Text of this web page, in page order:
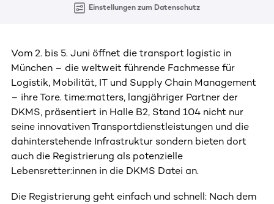
Einstellungen zum Datenschutz
Vom 2. bis 5. Juni öffnet die transport logistic in
München – die weltweit führende Fachmesse für
Logistik, Mobilität, IT und Supply Chain Management
– ihre Tore. time:matters, langjähriger Partner der
DKMS, präsentiert in Halle B2, Stand 104 nicht nur
seine innovativen Transportdienstleistungen und die
dahinterstehende Infrastruktur sondern bieten dort
auch die Registrierung als potenzielle
Lebensretter:innen in die DKMS Datei an.
Die Registrierung geht einfach und schnell: Nach dem